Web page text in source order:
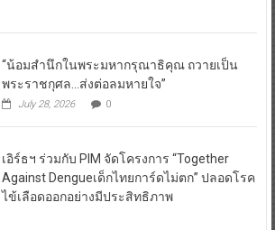
“น้อมสำนึกในพระมหากรุณาธิคุณ ถวายเป็น
พระราชกุศล…ส่งต่อลมหายใจ”
July 28, 2026 0
เอิร์ธฯ ร่วมกับ PIM จัดโครงการ “Together
Against Dengueเด็กไทยการ์ดไม่ตก” ปลอดโรค
ไข้เลือดออกอย่างมีประสิทธิภาพ